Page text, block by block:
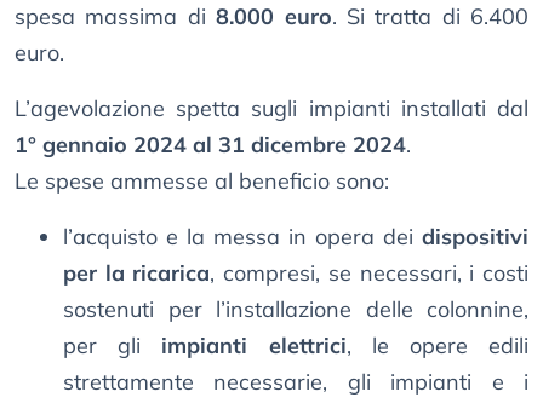
spesa massima di8.000 euro. Si tratta di 6.400
euro.
L’agevolazione spetta sugli impianti installati dal
1° gennaio 2024 al 31 dicembre 2024.
Le spese ammesse al beneficio sono:
l’acquisto e la messa in opera dei dispositivi
per la ricarica, compresi, se necessari, i costi
sostenuti per l’installazione delle colonnine,
per gli impianti elettrici, le opere edili
strettamente necessarie, gli impianti e i